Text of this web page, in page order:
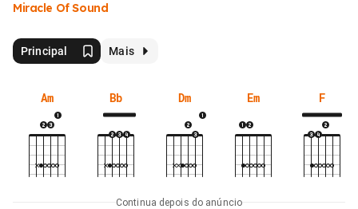
Miracle Of Sound
Principal Mais
Am Bb Dm Em F
Continua depois do anúncio